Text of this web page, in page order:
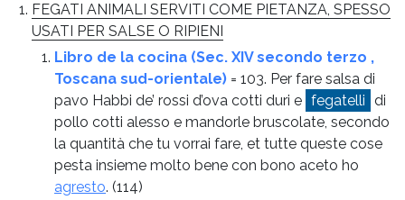
FEGATI ANIMALI SERVITI COME PIETANZA, SPESSO
USATI PER SALSE O RIPIENI
Libro de la cocina (Sec. XIV secondo terzo ,
Toscana sud-orientale) = 103. Per fare salsa di
pavo Habbi de’ rossi d’ova cotti duri e fegatelli di
pollo cotti alesso e mandorle bruscolate, secondo
la quantità che tu vorrai fare, et tutte queste cose
pesta insieme molto bene con bono aceto ho
agresto. (114)